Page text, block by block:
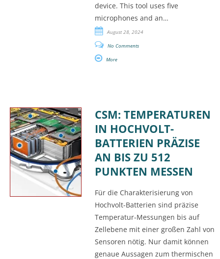
device. This tool uses five
microphones and an…
August 28, 2024
No Comments
More
CSM: TEMPERATUREN
IN HOCHVOLT-
BATTERIEN PRÄZISE
AN BIS ZU 512
PUNKTEN MESSEN
Für die Charakterisierung von
Hochvolt-Batterien sind präzise
Temperatur-Messungen bis auf
Zellebene mit einer großen Zahl von
Sensoren nötig. Nur damit können
genaue Aussagen zum thermischen